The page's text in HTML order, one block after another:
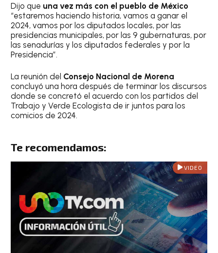
Dijo que una vez más con el pueblo de México
“estaremos haciendo historia, vamos a ganar el
2024, vamos por los diputados locales, por las
presidencias municipales, por las 9 gubernaturas, por
las senadurías y los diputados federales y por la
Presidencia”.
La reunión del Consejo Nacional de Morena
concluyó una hora después de terminar los discursos
donde se concretó el acuerdo con los partidos del
Trabajo y Verde Ecologista de ir juntos para los
comicios de 2024.
Te recomendamos:
VIDEO